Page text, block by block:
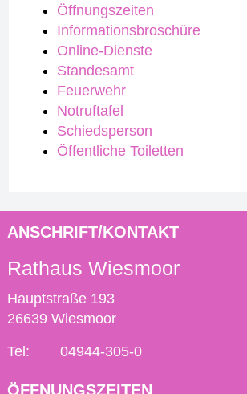
Öffnungszeiten
Informationsbroschüre
Online-Dienste
Standesamt
Feuerwehr
Notruftafel
Schiedsperson
Öffentliche Toiletten
ANSCHRIFT/KONTAKT
Rathaus Wiesmoor
Hauptstraße 193
26639 Wiesmoor
Tel: 04944-305-0
ÖFFNUNGSZEITEN